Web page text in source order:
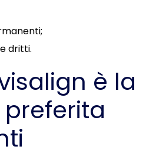
dritti.
è la